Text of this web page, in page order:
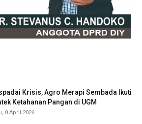
Krisis, Agro Merapi Sembada Ikuti
Ketahanan Pangan di UGM
8 April 2026